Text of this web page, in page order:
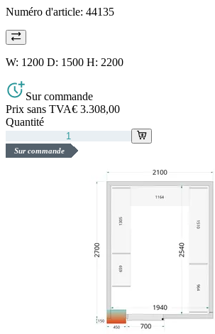
Numéro d'article: 44135
W: 1200 D: 1500 H: 2200
Sur commande
Prix sans TVA€ 3.308,00
Quantité
Sur commande